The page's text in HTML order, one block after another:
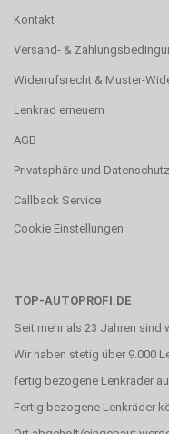
Kontakt
Versand- &
Widerrufsrecht & Muster-
Lenkrad erneuern
AGB
Privatsphäre und Datenschutz
Callback Service
Cookie Einstellungen
TOP-AUTOPROFI.DE
Seit mehr als 23 Jahren sind
Wir haben stetig über 9.000
fertig bezogene Lenkräder
Fertig bezogene Lenkräder